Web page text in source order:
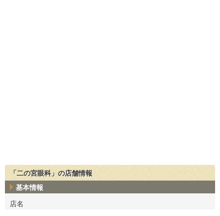
「二の宮眼科」の店舗情報
基本情報
店名